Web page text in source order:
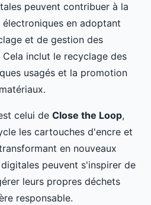
peuvent contribuer à la
en adoptant
et de gestion des
inclut le recyclage des
usagés et la promotion
celui de Close the Loop,
les cartouches d'encre et
en nouveaux
peuvent s'inspirer de
leurs propres déchets
responsable.